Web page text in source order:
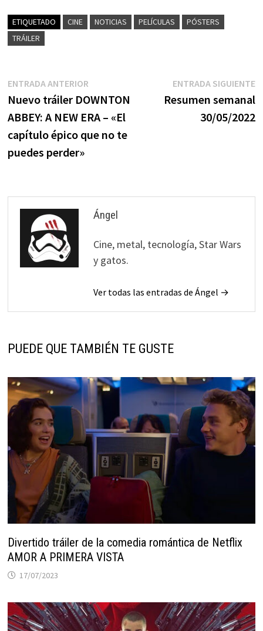
ETIQUETADO CINE NOTICIAS PELÍCULAS
PÓSTERS
TRÁILER
Navegación
de
entradas
ENTRADA ANTERIOREntrada
anterior:
Nuevo tráiler DOWNTON
ABBEY: A NEW ERA – «El
capítulo épico que no te
puedes perder»
ENTRADA SIGUIENTE
Resumen semanal
30/05/2022
Ángel
Cine, metal, tecnología, Star Wars
y gatos.
Ver todas las entradas de Ángel →
PUEDE QUE TAMBIÉN TE GUSTE
Divertido tráiler de la comedia romántica de Netflix
AMOR A PRIMERA VISTA
17/07/2023